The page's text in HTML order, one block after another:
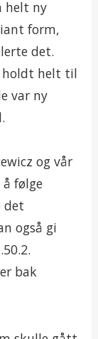
helt ny
form,
det.
holdt helt til
var ny
og vår
å følge
det
også gi
bak